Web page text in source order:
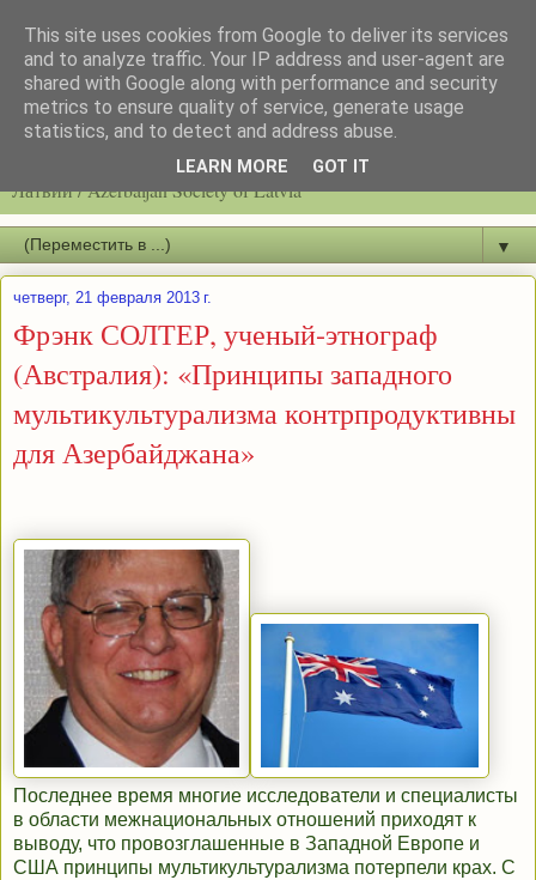
Latvijas azerbaidžāņu biedrību / Общество азербайджанцев
Латвии / Azerbaijan Society of Latvia
▼
четверг, 21 февраля 2013 г.
Фрэнк СОЛТЕР, ученый-этнограф
(Австралия): «Принципы западного
мультикультурализма контрпродуктивны
для Азербайджана»
Последнее время многие исследователи и специалисты
в области межнациональных отношений приходят к
выводу, что провозглашенные в Западной Европе и
США принципы мультикультурализма потерпели крах. С
This site uses cookies from Google to deliver its services
and to analyze traffic. Your IP address and user-agent are
shared with Google along with performance and security
metrics to ensure quality of service, generate usage
statistics, and to detect and address abuse.
LEARN MORE GOT IT